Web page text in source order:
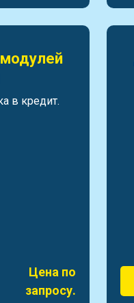
в кредит.
Цена по
запросу.